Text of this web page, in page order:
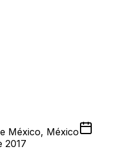
México, México
2017